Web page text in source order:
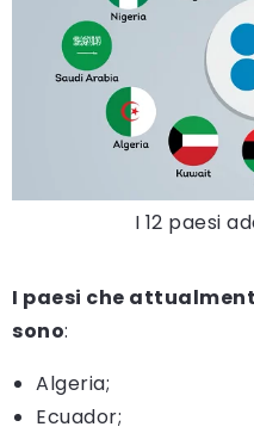
I 12 paesi
I paesi che
sono:
Algeria;
Ecuador;